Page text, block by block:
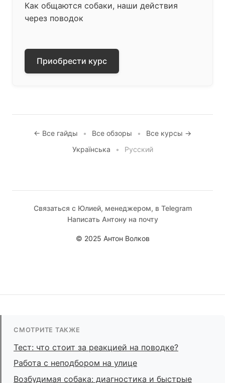
Как общаются собаки, наши действия
через поводок
Приобрести курс
← Все гайды • Все обзоры •
Все курсы →
Українська
• Русский
Связаться с Юлией, менеджером, в Telegram
Написать Антону на почту
© 2025 Антон Волков
СМОТРИТЕ ТАКЖЕ
Тест: что стоит за реакцией на поводке?
Работа с неподбором на улице
Возбудимая собака: диагностика и быстрые